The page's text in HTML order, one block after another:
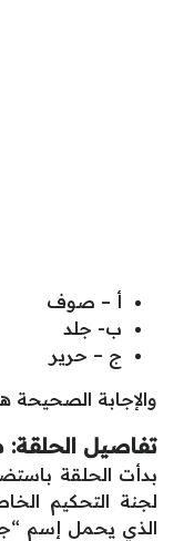
أ – صوف
ب- جلد
ج – حرير
والإجابة الصحيحة
تفاصيل الحلقة:
بدأت الحلقة
لجنة التحكيم
الذي يحمل إسم